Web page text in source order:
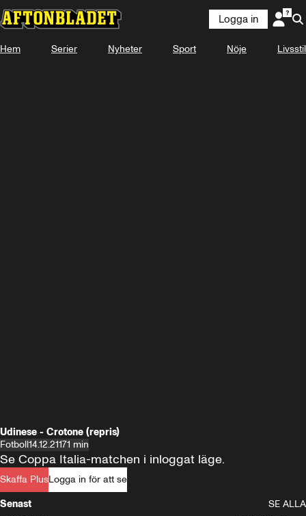
Logga in
Logga in
Hem Serier Nyheter Sport Nöje Livsstil
Udinese - Crotone (repris)
Fotboll14.12.21171 min
Skaffa PlusLogga in för att se
Se Coppa Italia-matchen i inloggat läge.
Senast
SE ALLA